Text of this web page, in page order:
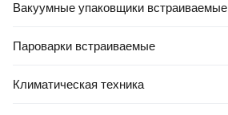
Вакуумные упаковщики встраиваемые
Пароварки встраиваемые
Климатическая техника